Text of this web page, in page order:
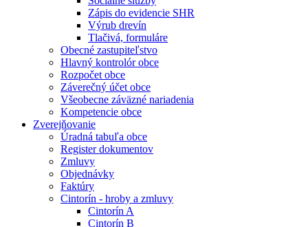
Zápis do evidencie SHR
Výrub drevín
Tlačivá, formuláre
Obecné zastupiteľstvo
Hlavný kontrolór obce
Rozpočet obce
Záverečný účet obce
Všeobecne záväzné nariadenia
Kompetencie obce
Zverejňovanie
Úradná tabuľa obce
Register dokumentov
Zmluvy
Objednávky
Faktúry
Cintorín - hroby a zmluvy
Cintorín A
Cintorín B